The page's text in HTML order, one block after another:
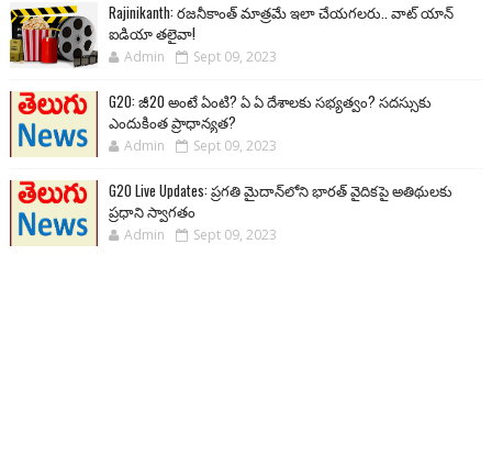
Rajinikanth: రజనీకాంత్ మాత్రమే ఇలా చేయగలరు.. వాట్ యాన్
ఐడియా తలైవా!
Admin Sept 09, 2023
G20: జీ20 అంటే ఏంటి? ఏ ఏ దేశాలకు సభ్యత్వం? సదస్సుకు
ఎందుకింత ప్రాధాన్యత?
Admin Sept 09, 2023
G20 Live Updates: ప్రగతి మైదాన్‌లోని భారత్ వైదికపై అతిథులకు
ప్రధాని స్వాగతం
Admin Sept 09, 2023